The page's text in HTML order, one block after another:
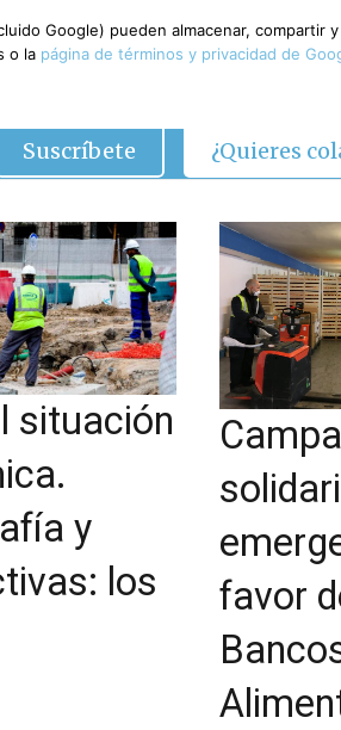
Suscríbete ¿Quieres
situación
y
los
favor
Google) pueden almacenar, compartir
o la página de términos y privacidad de